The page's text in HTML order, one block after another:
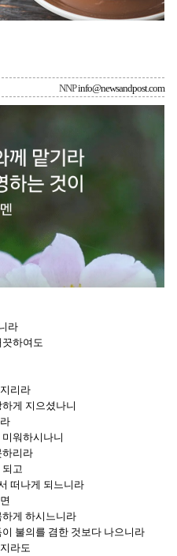
NNPinfo@newsandpost.com
라
하여도
리라
게 지으셨나니
워하시나니
하리라
고
떠나게 되느니라
게 하시느니라
불의를 겸한 것보다 나으니라
라도